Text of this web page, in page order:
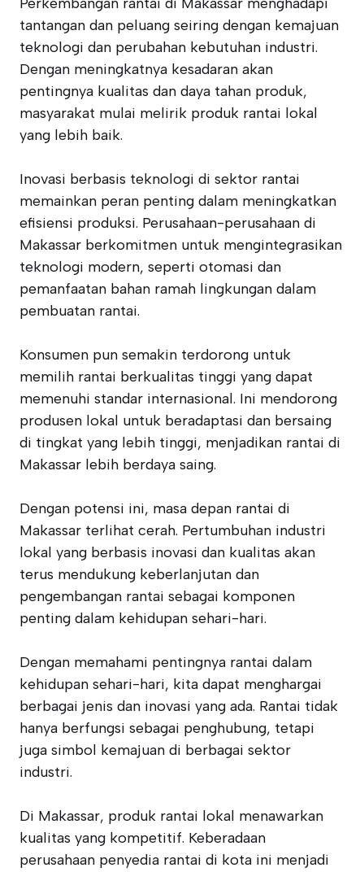
tantangan dan peluang seiring dengan kemajuan
teknologi dan perubahan kebutuhan industri.
Dengan meningkatnya kesadaran akan
pentingnya kualitas dan daya tahan produk,
masyarakat mulai melirik produk rantai lokal
yang lebih baik.
Inovasi berbasis teknologi di sektor rantai
memainkan peran penting dalam meningkatkan
efisiensi produksi. Perusahaan-perusahaan di
Makassar berkomitmen untuk mengintegrasikan
teknologi modern, seperti otomasi dan
pemanfaatan bahan ramah lingkungan dalam
pembuatan rantai.
Konsumen pun semakin terdorong untuk
memilih rantai berkualitas tinggi yang dapat
memenuhi standar internasional. Ini mendorong
produsen lokal untuk beradaptasi dan bersaing
di tingkat yang lebih tinggi, menjadikan rantai di
Makassar lebih berdaya saing.
Dengan potensi ini, masa depan rantai di
Makassar terlihat cerah. Pertumbuhan industri
lokal yang berbasis inovasi dan kualitas akan
terus mendukung keberlanjutan dan
pengembangan rantai sebagai komponen
penting dalam kehidupan sehari-hari.
Dengan memahami pentingnya rantai dalam
kehidupan sehari-hari, kita dapat menghargai
berbagai jenis dan inovasi yang ada. Rantai tidak
hanya berfungsi sebagai penghubung, tetapi
juga simbol kemajuan di berbagai sektor
industri.
Di Makassar, produk rantai lokal menawarkan
kualitas yang kompetitif. Keberadaan
perusahaan penyedia rantai di kota ini menjadi